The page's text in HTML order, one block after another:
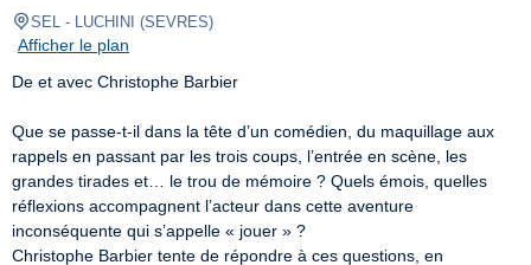
SEL - LUCHINI (SEVRES)
Afficher le plan
De et avec Christophe Barbier
Que se passe-t-il dans la tête d’un comédien, du maquillage aux
rappels en passant par les trois coups, l’entrée en scène, les
grandes tirades et… le trou de mémoire ? Quels émois, quelles
réflexions accompagnent l’acteur dans cette aventure
inconséquente qui s’appelle « jouer » ?
Christophe Barbier tente de répondre à ces questions, en